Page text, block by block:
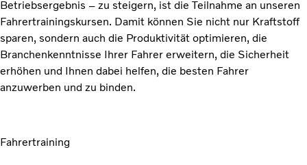
Betriebsergebnis – zu steigern, ist die Teilnahme an unseren
Fahrertrainingskursen. Damit können Sie nicht nur Kraftstoff
sparen, sondern auch die Produktivität optimieren, die
Branchenkenntnisse Ihrer Fahrer erweitern, die Sicherheit
erhöhen und Ihnen dabei helfen, die besten Fahrer
anzuwerben und zu binden.
Fahrertraining